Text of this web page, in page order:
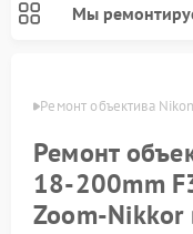
Мы
Ремонт объектива
Ремонт
18-200mm
Zoom-Nikkor